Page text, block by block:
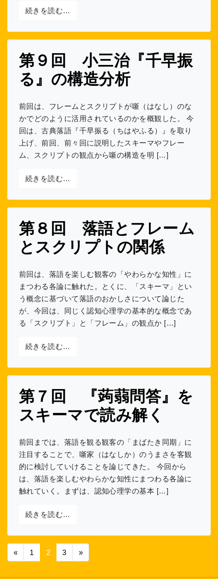
続きを読む…
第９回 小三治『千早振
る』の構造分析
前回は、フレームとスクリプトが噺（はなし）のな
かでどのように活用されているのかを概観した。 今
回は、古典落語『千早振る（ちはやふる）』を取り
上げ、前回、前々回に説明したスキーマやフレー
ム、スクリプトの観点から噺の構造を明 […]
続きを読む…
第８回 落語とフレーム
とスクリプトの関係
前回は、落語を楽しむ観客の「やわらかな知性」に
まつわる各論に触れた。とくに、「スキーマ」とい
う概念に基づいて落語のおかしさについて論じた
が、今回は、同じく認知心理学の基本的な概念であ
る「スクリプト」と「フレーム」の観点か […]
続きを読む…
第７回 『蒟蒻問答』を
スキーマで読み解く
前回までは、落語を観る観客の「まばたき同期」に
注目することで、噺家（はなしか）のうまさを客観
的に検討していけることを論じてきた。 今回から
は、落語を楽しむやわらかな知性にまつわる各論に
触れていく。まずは、認知心理学の基本 […]
続きを読む…
投稿ナビゲーション
« 1 2 3 »